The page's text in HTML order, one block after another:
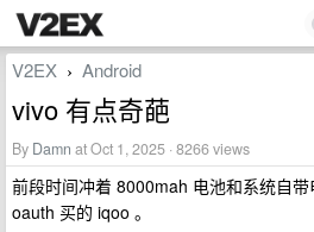
V2EX › Android
vivo 有点奇葩
By Damn at Oct 1, 2025 · 8266 views
前段时间冲着 8000mah 电池和系统自
oauth 买的 iqoo 。